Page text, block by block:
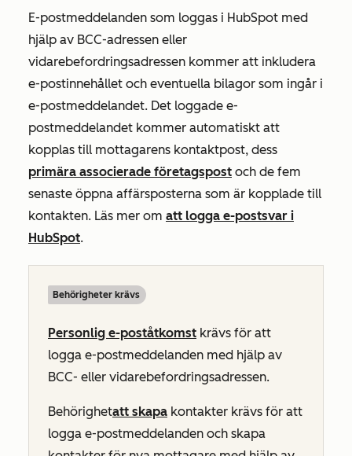
E-postmeddelanden som loggas i HubSpot med
hjälp av BCC-adressen eller
vidarebefordringsadressen kommer att inkludera
e-postinnehållet och eventuella bilagor som ingår i
e-postmeddelandet. Det loggade e-
postmeddelandet kommer automatiskt att
kopplas till mottagarens kontaktpost, dess
primära associerade företagspost och de fem
senaste öppna affärsposterna som är kopplade till
kontakten. Läs mer om att logga e-postsvar i
HubSpot.
Behörigheter krävs
Personlig e-poståtkomst krävs för att
logga e-postmeddelanden med hjälp av
BCC- eller vidarebefordringsadressen.
Behörighetatt skapa kontakter krävs för att
logga e-postmeddelanden och skapa